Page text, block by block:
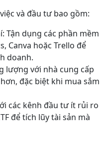
và đầu tư bao gồm:
Tận dụng các phần mềm
Canva hoặc Trello để
doanh.
lượng với nhà cung cấp
đặc biệt khi mua sắm
các kênh đầu tư ít rủi ro
để tích lũy tài sản mà